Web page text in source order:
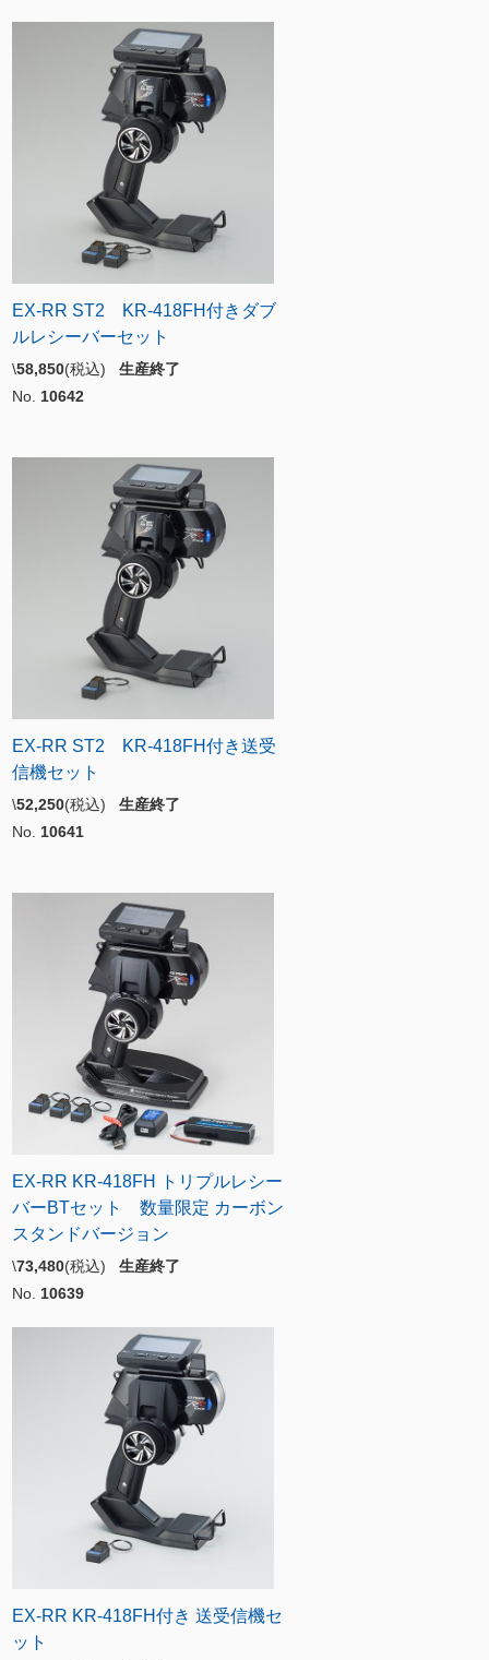
EX-RR ST2 KR-418FH付きダブ
ルレシーバーセット
\58,850(税込) 生産終了
No. 10642
EX-RR ST2 KR-418FH付き送受
信機セット
\52,250(税込) 生産終了
No. 10641
EX-RR KR-418FH トリプルレシー
バーBTセット 数量限定 カーボン
スタンドバージョン
\73,480(税込) 生産終了
No. 10639
EX-RR KR-418FH付き 送受信機セ
ット